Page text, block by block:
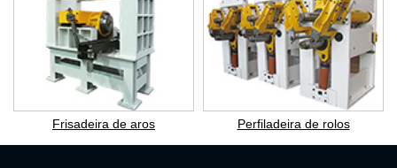
Frisadeira de aros Perfiladeira de rolos